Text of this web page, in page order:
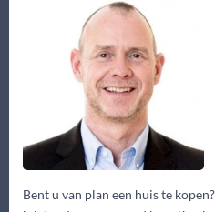
Bent u van plan een huis te